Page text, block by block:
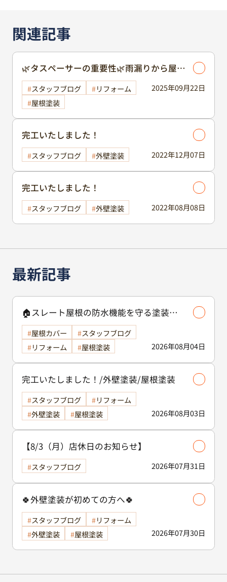
最新記事
🏠スレート屋根の防水機能を守る塗装の
役割🏠/屋根塗装
2026年08月04日
屋根カバー
スタッフブログ
リフォーム
屋根塗装
完工いたしました！/外壁塗装/屋根塗装
2026年08月03日
スタッフブログ
リフォーム
外壁塗装
屋根塗装
【8/3（月）店休日のお知らせ】
2026年07月31日
スタッフブログ
🍀外壁塗装が初めての方へ🍀
2026年07月30日
スタッフブログ
リフォーム
外壁塗装
屋根塗装
関連記事
2025年09月22日
🌿タスペーサーの重要性🌿雨漏りから屋根
を守る、タスペーサーについて解説いたし
ます❗/屋根塗装
スタッフブログ
リフォーム
屋根塗装
2022年12月07日
完工いたしました！
スタッフブログ 外壁塗装
2022年08月08日
完工いたしました！
スタッフブログ 外壁塗装